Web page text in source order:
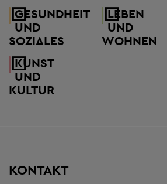
GESUNDHEIT
UND
SOZIALES
LEBEN
UND
WOHNEN
KUNST
UND
KULTUR
KONTAKT